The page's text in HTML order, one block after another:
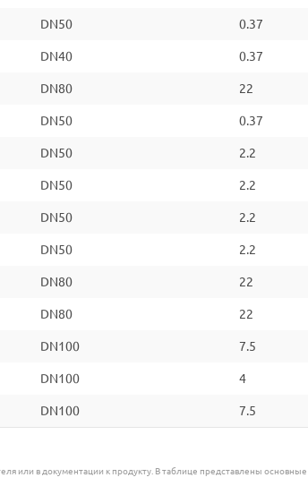
DN50 0.37
DN40 0.37
DN80 22
DN50 0.37
DN50 2.2
DN50 2.2
DN50 2.2
DN50 2.2
DN80 22
DN80 22
DN100 7.5
DN100 4
DN100 7.5
или в документации к продукту. В таблице представлены